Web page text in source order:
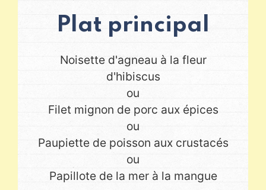
Plat principal
Noisette d'agneau à la fleur
d'hibiscus
ou
Filet mignon de porc aux épices
ou
Paupiette de poisson aux crustacés
ou
Papillote de la mer à la mangue